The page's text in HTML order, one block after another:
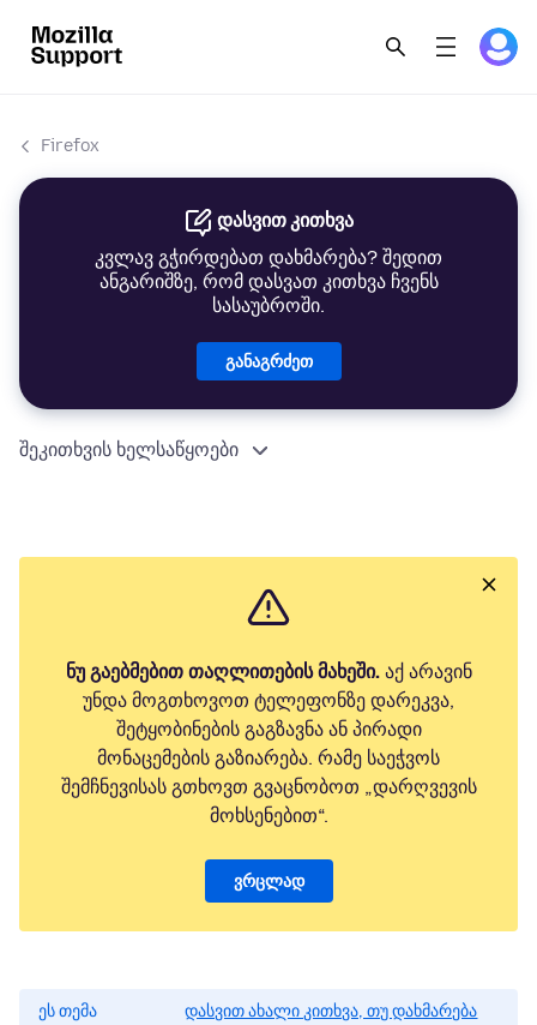
Firefox
დასვით კითხვა
კვლავ გჭირდებათ დახმარება? შედით
ანგარიშზე, რომ დასვათ კითხვა ჩვენს
სასაუბროში.
განაგრძეთ
შეკითხვის ხელსაწყოები
ნუ გაებმებით თაღლითების მახეში.აქ არავინ
უნდა მოგთხოვოთ ტელეფონზე დარეკვა,
შეტყობინების გაგზავნა ან პირადი
მონაცემების გაზიარება. რამე საეჭვოს
შემჩნევისას გთხოვთ გვაცნობოთ „დარღვევის
მოხსენებით“.
ვრცლად
ეს თემა
დასვით ახალი კითხვა, თუ დახმარება